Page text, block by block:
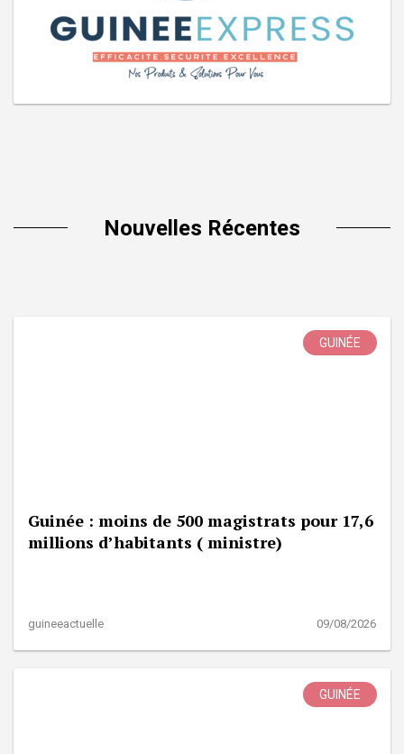
Nouvelles Récentes
GUINÉE
Guinée : moins de 500 magistrats pour 17,6
millions d’habitants ( ministre)
guineeactuelle 09/08/2026
GUINÉE